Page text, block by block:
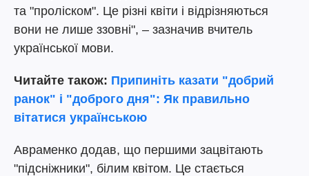
та "проліском". Це різні квіти і відрізняються
вони не лише ззовні", – зазначив вчитель
української мови.
Читайте також: Припиніть казати "добрий
ранок" і "доброго дня": Як правильно
вітатися українською
Авраменко додав, що першими зацвітають
"підсніжники", білим квітом. Це стається